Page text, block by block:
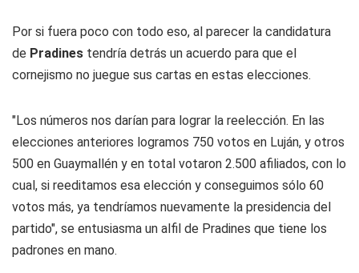
Por si fuera poco con todo eso, al parecer la candidatura
de Pradines tendría detrás un acuerdo para que el
cornejismo no juegue sus cartas en estas elecciones.
"Los números nos darían para lograr la reelección. En las
elecciones anteriores logramos 750 votos en Luján, y otros
500 en Guaymallén y en total votaron 2.500 afiliados, con lo
cual, si reeditamos esa elección y conseguimos sólo 60
votos más, ya tendríamos nuevamente la presidencia del
partido", se entusiasma un alfil de Pradines que tiene los
padrones en mano.